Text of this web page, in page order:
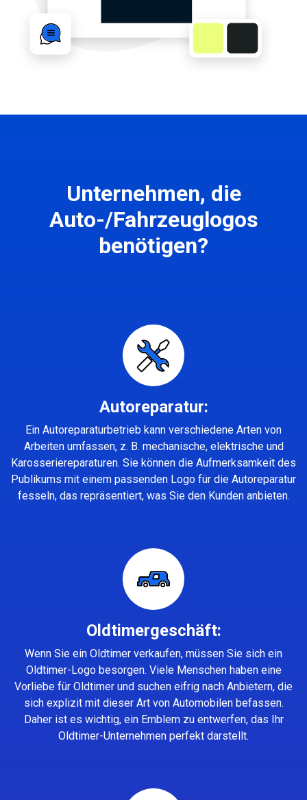
Unternehmen, die
Auto-/Fahrzeuglogos
benötigen?
Autoreparatur:
Ein Autoreparaturbetrieb kann verschiedene Arten von
Arbeiten umfassen, z. B. mechanische, elektrische und
Karosseriereparaturen. Sie können die Aufmerksamkeit des
Publikums mit einem passenden Logo für die Autoreparatur
fesseln, das repräsentiert, was Sie den Kunden anbieten.
Oldtimergeschäft:
Wenn Sie ein Oldtimer verkaufen, müssen Sie sich ein
Oldtimer-Logo besorgen. Viele Menschen haben eine
Vorliebe für Oldtimer und suchen eifrig nach Anbietern, die
sich explizit mit dieser Art von Automobilen befassen.
Daher ist es wichtig, ein Emblem zu entwerfen, das Ihr
Oldtimer-Unternehmen perfekt darstellt.